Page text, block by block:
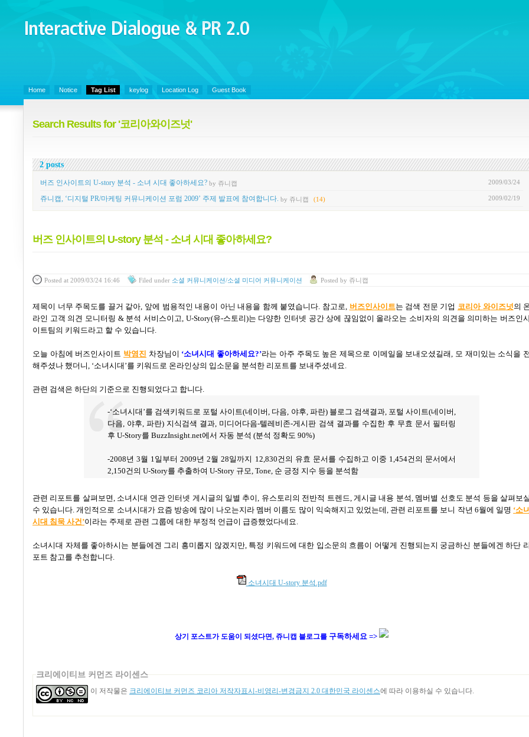
Interactive Dialogue &
PR 2.0
Home Notice Tag List keylog Location Log Guest Book
Search Results for '코리아와이즈넛'
2 posts
2009/03/24
버즈 인사이트의 U-story 분석 - 소녀 시대 좋아하세요? by 쥬니캡
2009/02/19
쥬니캡, ‘디지털 PR/마케팅 커뮤니케이션 포럼 2009’ 주제 발표에 참여합니다. by 쥬니캡 (14)
버즈 인사이트의 U-story 분석 - 소녀 시대 좋아하세요?
Posted at 2009/03/24 16:46 Filed under 소셜 커뮤니케이션/소셜 미디어 커뮤니케이션 Posted by 쥬니캡
제목이 너무 주목도를 끌거 같아, 앞에 범용적인 내용이 아닌 내용을 함께 붙였습니다. 참고로, 버즈인사이트는 검색 전문 기업 코리 아 와이 즈넛의
라인 고객 의견 모니터링 & 분석 서비스이고, U-Story(유-스토리)는 다양한 인터넷 공간 상에 끊임없이 올라오는 소비자의 의견을 의미하는 버즈인
이트팀의 키워드라고 할 수 있습니다.
오늘 아침에 버즈인사이트 박영진 차장님이 ‘소녀시대 좋아하세요?’라는 아주 주목도 높은 제목으로 이메일을 보내오셨길래, 모 재미있는 소식을 전
해주셨나 했더니, ‘소녀시대 ’를 키워드로 온라인상의 입소문을 분석한 리포트를 보내주셨네요.
관련 검색은 하단의 기준으로 진행되었다고 합니다.
-‘소녀시대 ’를 검색키워드로 포털 사이트(네이버, 다음, 야후, 파란) 블로그 검색결과, 포털 사이트(네이버,
다음, 야후, 파란) 지식검색 결과, 미디어다음-텔레비존-게시판 검색 결과를 수집한 후 무효 문서 필터링
후 U-Story를 BuzzInsight.net에서 자동 분석 (분석 정확도 90%)
-2008년 3월 1일부터 2009년 2월 28일까지 12,830건의 유효 문서를 수집하고 이중 1,454건의 문서에서
2,150건의 U-Story를 추출하여 U-Story 규모, Tone, 순 긍정 지수 등을 분석함
관련 리포트를 살펴보면, 소녀시대 연관 인터넷 게시글의 일별 추이, 유스토리의 전반적 트렌드,게시글 내용 분석, 멤버별 선호도 분석 등을 살펴보실
수 있습니다.개인적으로 소녀시대가 요즘 방송에 많이 나오는지라 멤버 이름도 많이 익숙해지고 있었는데, 관련 리포트를 보니 작년 6월에 일명 ‘소녀
시대 침 묵 사건’이라는 주제로 관련 그룹에 대한 부정적 언급이 급증했었다네요.
소녀시대 자체를 좋아하시는 분들에겐 그리 흥미롭지 않겠지만, 특정 키워드에 대한 입소문의 흐름이 어떻게 진행되는지 궁금하신 분들에겐 하단 리
포트 참고를 추천합니다.
소녀시대 U-story 분석.pdf
상기 포스트가 도움이 되셨다면, 쥬니캡 블로그를 구독하세요 =>
크리에이티브 커먼즈 라이센스
이 저작물은 크리에이티브 커먼즈 코리아 저작자표시-비영리-변경금지 2.0 대한민국 라이센스에 따라 이용하실 수 있습니다.